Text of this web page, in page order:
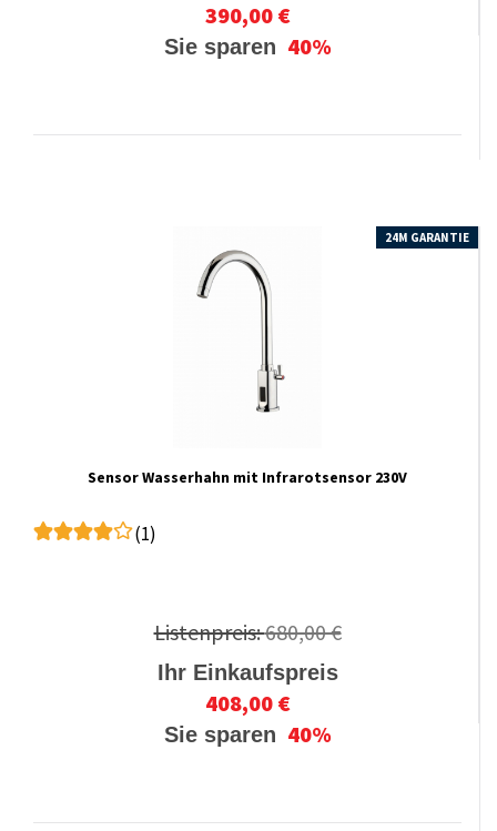
390,00 €
Sie sparen 40%
24M GARANTIE
Sensor Wasserhahn mit Infrarotsensor 230V
(1)
Listenpreis:680,00 €
Ihr Einkaufspreis
408,00 €
Sie sparen 40%